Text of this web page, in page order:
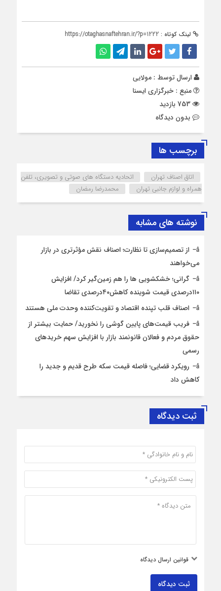
لینک کوتاه : https://otaghasnaftehran.ir/?p=1222
ارسال توسط : مولایی
منبع : خبرگزاری ایسنا
بدون دیدگاه
برچسب ها
اتاق اصناف تهران
اتحادیه دستگاه های صوتی و تصویری، تلفن
همراه و لوازم جانبی تهران
محمدرضا رمضان
نوشته های مشابه
از تصمیم‌سازی تا نظارت؛ اصناف نقش مؤثرتری در بازار
می‌خواهند
گرانی؛ خشکشویی‌ ها را هم زمین‌گیر کرد/ افزایش
۱۱۰درصدی قیمت شوینده کاهش۴۰درصدی تقاضا
اصناف قلب تپنده اقتصاد و تقویت‌کننده وحدت ملی هستند
فریب قیمت‌های پایین گوشی را نخورید/ حمایت بیشتر از
حقوق مردم و فعالان قانونمند بازار با افزایش سهم خریدهای
رسمی
رویکرد قضایی؛ فاصله قیمت سکه طرح قدیم و جدید را
کاهش داد
ثبت دیدگاه
قوانین ارسال دیدگاه
ثبت دیدگاه